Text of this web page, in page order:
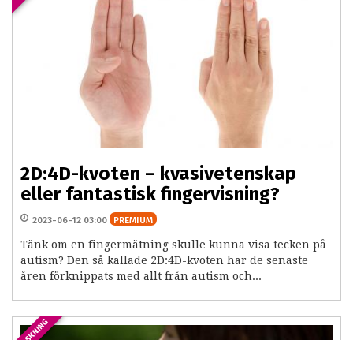
2D:4D-kvoten – kvasivetenskap
eller fantastisk fingervisning?
2023-06-12 03:00 PREMIUM
Tänk om en fingermätning skulle kunna visa tecken på
autism? Den så kallade 2D:4D-kvoten har de senaste
åren förknippats med allt från autism och...